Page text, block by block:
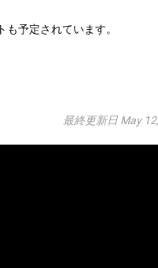
予定されています。
最終更新日 May